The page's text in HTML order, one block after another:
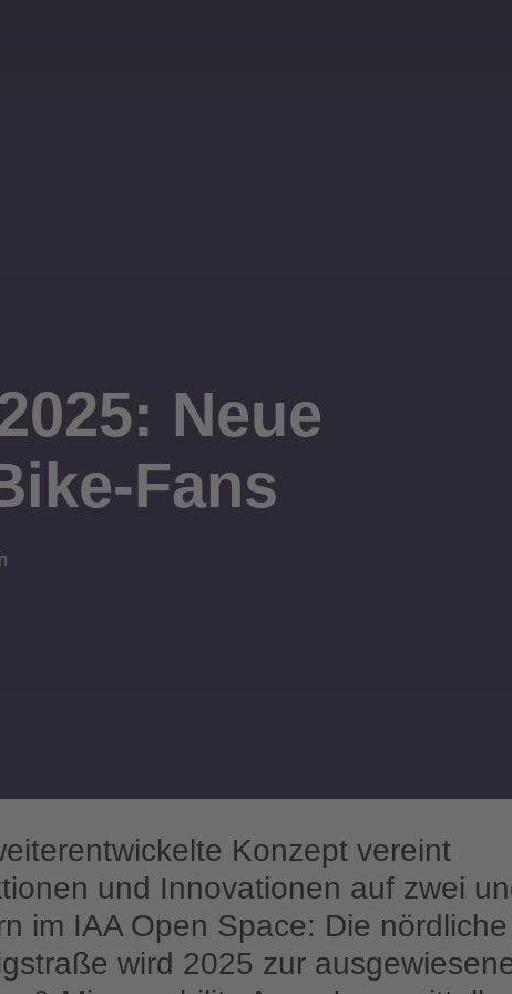
Neue
Fans
Konzept vereint
und Innovationen auf zwei
im IAA Open Space: Die nördliche
wird 2025 zur